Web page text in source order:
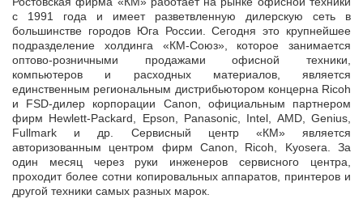
с 1991 года и имеет разветвленную дилерскую сеть в
большинстве городов Юга России. Сегодня это крупнейшее
подразделение холдинга «КМ-Союз», которое занимается
оптово-розничными продажами офисной техники,
компьютеров и расходных материалов, является
единственным региональным дистрибьютором концерна Ricoh
и FSD-дилер корпорации Canon, официальным партнером
фирм Hewlett-Packard, Epson, Panasonic, Intel, AMD, Genius,
Fullmark и др. Сервисный центр «КМ» является
авторизованным центром фирм Canon, Ricoh, Kyosera. За
один месяц через руки инженеров сервисного центра,
проходит более сотни копировальных аппаратов, принтеров и
другой техники самых разных марок.